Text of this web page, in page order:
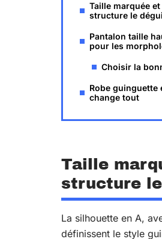
Taille marquée
structure le
Pantalon taille
pour les
Choisir la
Robe guinguette
change tout
Taille
structure
La silhouette en A,
définissent le style